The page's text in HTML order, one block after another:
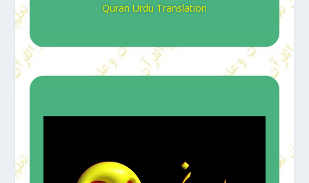
Quran Urdu Translation